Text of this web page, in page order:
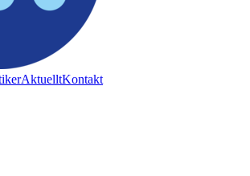
AktuelltKontakt